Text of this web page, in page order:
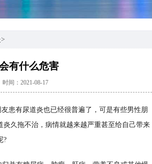
>
有什么危害
时间：2021-08-17
患有尿道炎也已经很普遍了，可是有些男性朋
久拖不治，病情就越来越严重甚至给自己带来
?